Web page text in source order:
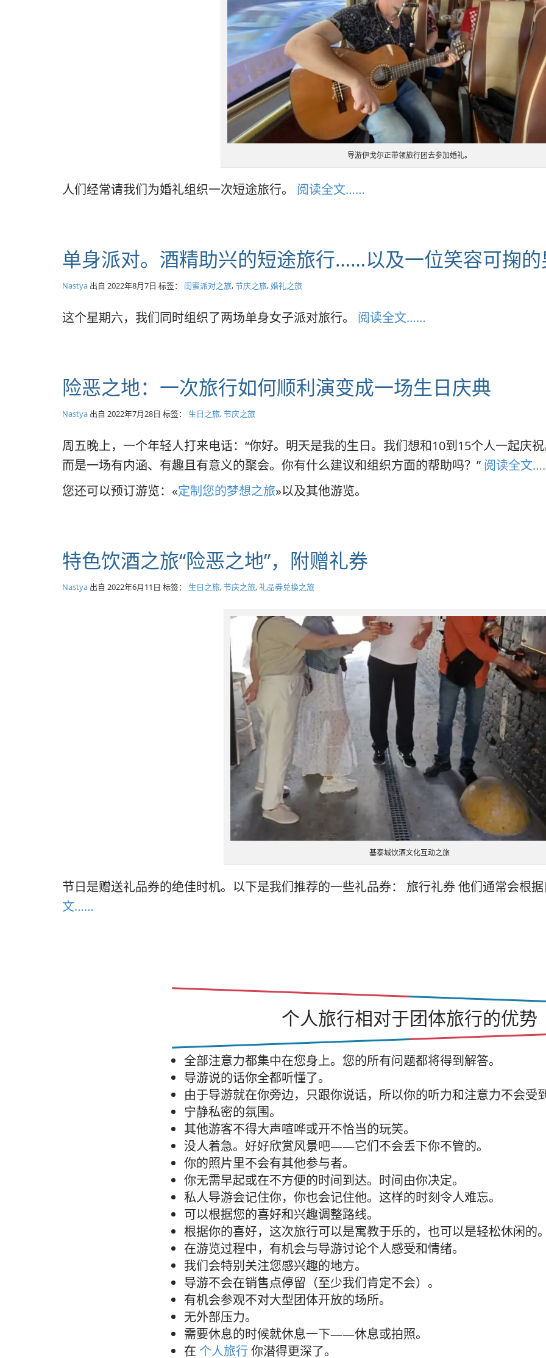
导游伊戈尔正带领旅行团去参加婚礼。
人们经常请我们为婚礼组织一次短途旅行。 阅读全文……
单身派对。酒精助兴的短途旅行……以及一位笑容可掬
Nastya 出自 2022年8月7日 标签： 闺蜜派对之旅,节庆之旅,婚礼之旅
这个星期六，我们同时组织了两场单身女子派对旅行。 阅读全文……
险恶之地：一次旅行如何顺利演变成一场生日庆典
Nastya 出自 2022年7月28日 标签： 生日之旅,节庆之旅
周五晚上，一个年轻人打来电话：“你好。明天是我的生日。我们想和10到15个人一起庆
而是一场有内涵、有趣且有意义的聚会。你有什么建议和组织方面的帮助吗？” 阅读全文
您还可以预订游览：«定制您的梦想之旅»以及其他游览。
特色饮酒之旅“险恶之地”，附赠礼券
Nastya 出自 2022年6月11日 标签： 生日之旅,节庆之旅,礼品券兑换之旅
基泰城饮酒文化互动之旅
节日是赠送礼品券的绝佳时机。以下是我们推荐的一些礼品券： 旅行礼券 他们通常会根
文……
个人旅行相对于团体旅行的优势
全部注意力都集中在您身上。您的所有问题都将得到解答。
导游说的话你全都听懂了。
由于导游就在你旁边，只跟你说话，所以你的听力和注意力不会受
宁静私密的氛围。
其他游客不得大声喧哗或开不恰当的玩笑。
没人着急。好好欣赏风景吧——它们不会丢下你不管的。
你的照片里不会有其他参与者。
你无需早起或在不方便的时间到达。时间由你决定。
私人导游会记住你，你也会记住他。这样的时刻令人难忘。
可以根据您的喜好和兴趣调整路线。
根据你的喜好，这次旅行可以是寓教于乐的，也可以是轻松休闲的
在游览过程中，有机会与导游讨论个人感受和情绪。
我们会特别关注您感兴趣的地方。
导游不会在销售点停留（至少我们肯定不会）。
有机会参观不对大型团体开放的场所。
无外部压力。
需要休息的时候就休息一下——休息或拍照。
在 个人旅行 你潜得更深了。